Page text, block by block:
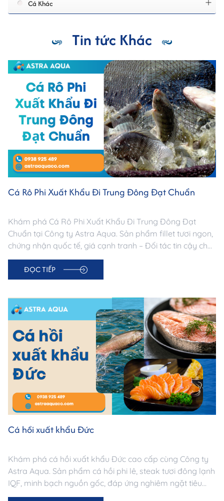
Cá Khác
Tin tức Khác
Cá Rô Phi Xuất Khẩu Đi Trung Đông Đạt Chuẩn
Khám phá Cá Rô Phi Xuất Khẩu Đi Trung Đông Đạt
Chuẩn tại Công ty Astra Aqua. Sản phẩm fillet tươi ngon,
chứng nhận quốc tế, giá cạnh tranh – Đối tác tin cậy cho
doanh nghiệp nhập khẩu Trung Đông.
ĐỌC TIẾP
Cá hồi xuất khẩu Đức
Khám phá cá hồi xuất khẩu Đức cao cấp cùng Công ty
Astra Aqua. Sản phẩm cá hồi phi lê, steak tươi đông lạnh
IQF, minh bạch nguồn gốc, đáp ứng nghiêm ngặt tiêu
chuẩn thị trường Đức. Đối tác tin cậy cho doanh nghiệp